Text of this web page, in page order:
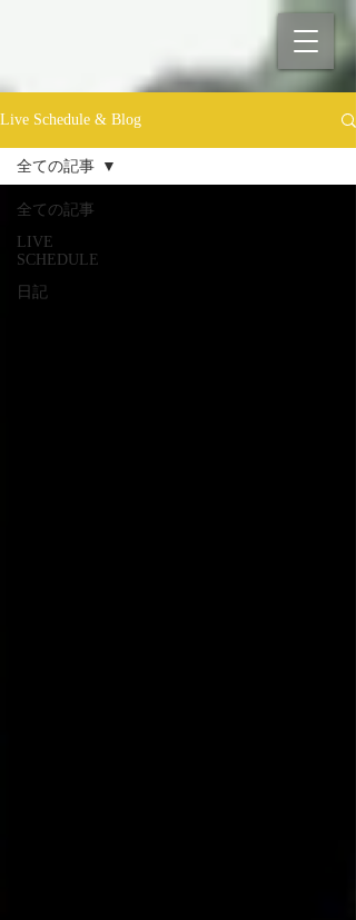
Live Schedule & Blog
全ての記事
LIVE
SCHEDULE
日記
全ての記事